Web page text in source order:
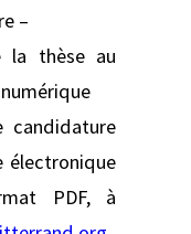
–
la thèse au
candidature
électronique
PDF, à